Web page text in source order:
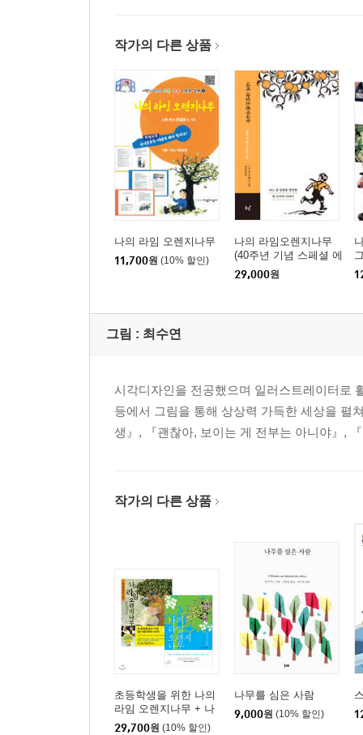
작가의 다른 상품
나의 라임 오렌지나무
11,700원 (10% 할인)
나의 라임오렌지나무
(40주년 기념 스페셜 에
디션) (큰글자도서)
29,000원
그림 : 최수연
시각디자인을 전공했으며 일러스트레이터로
등에서 그림을 통해 상상력 가득한 세상을 펼
생』, 『괜찮아, 보이는 게 전부는 아니야』,
작가의 다른 상품
초등학생을 위한 나의
라임 오렌지나무 + 나
의 라임오렌지나무 세
29,700원 (10% 할인)
나무를 심은 사람
9,000원 (10% 할인)